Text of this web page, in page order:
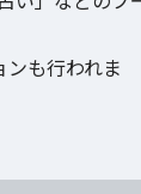
も行われま